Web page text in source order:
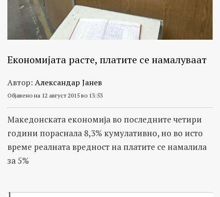
Економијата расте, платите се намалуваат
Автор: Александар Јанев
Објавено на 12 август 2015 во 13:53
Македонската економија во последните четири
години пораснала 8,3% кумулативно, но во исто
време реалната вредност на платите се намалила
за 5%